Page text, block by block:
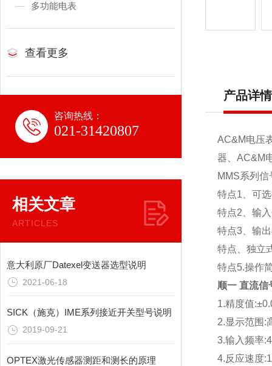
多功能电表
查看更多
咨询热线：
021-31420807
相关文章
ARTICLES
意大利原厂Datexel变送器选型说明
2021-06-18
SICK（施克）IME系列接近开关型号说明
2019-09-21
OPTEX激光传感器测距和测长的原理
产品详情
AC&M电压
器、AC&M
MMS系列
特点1、可
特点2、输
特点3、输
特点、独立
特点5.操作
顺一 直流
1.精度值
2.显示范围:
3.输入频率
4.反应速度